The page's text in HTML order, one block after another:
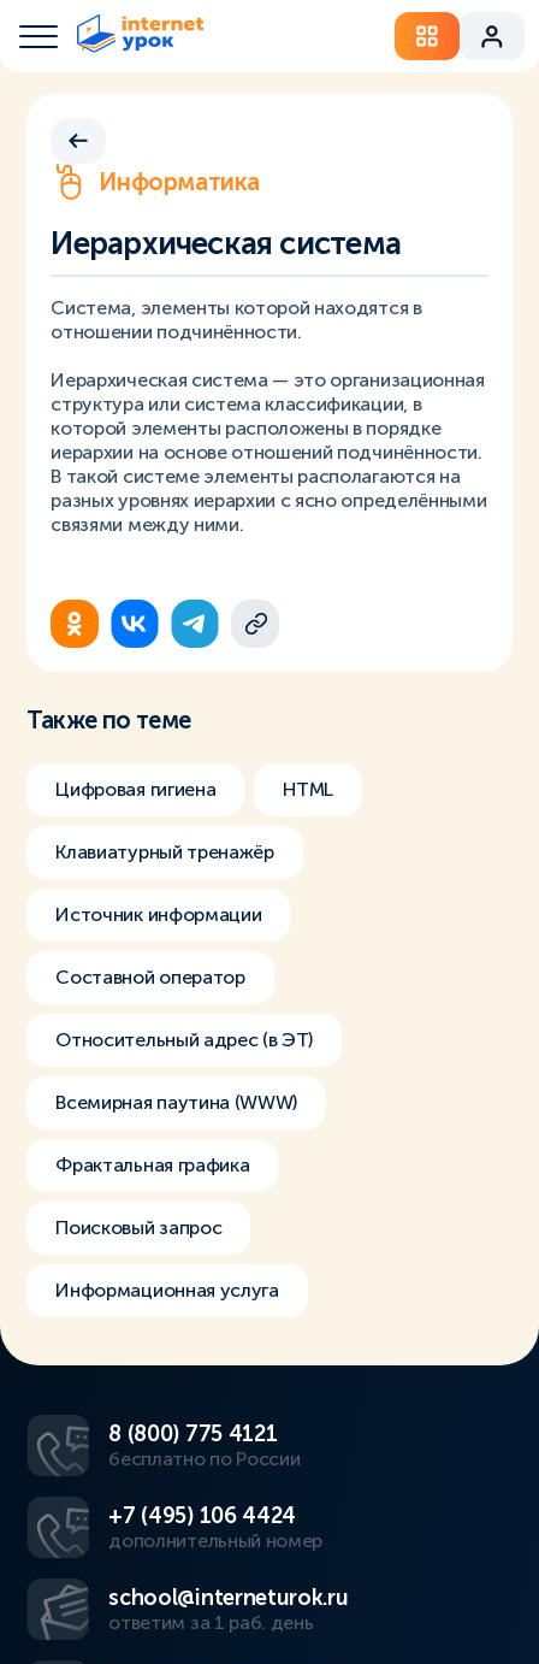
Информатика
Иерархическая система
Система, элементы которой находятся в
отношении подчинённости.
Иерархическая система — это организационная
структура или система классификации, в
которой элементы расположены в порядке
иерархии на основе отношений подчинённости.
В такой системе элементы располагаются на
разных уровнях иерархии с ясно определёнными
связями между ними.
Также по теме
Цифровая гигиена HTML
Клавиатурный тренажёр
Источник информации
Составной оператор
Относительный адрес (в ЭТ)
Всемирная паутина (WWW)
Фрактальная графика
Поисковый запрос
Информационная услуга
8 (800) 775 4121
бесплатно по России
+7 (495) 106 4424
дополнительный номер
school@interneturok.ru
ответим за 1 раб. день